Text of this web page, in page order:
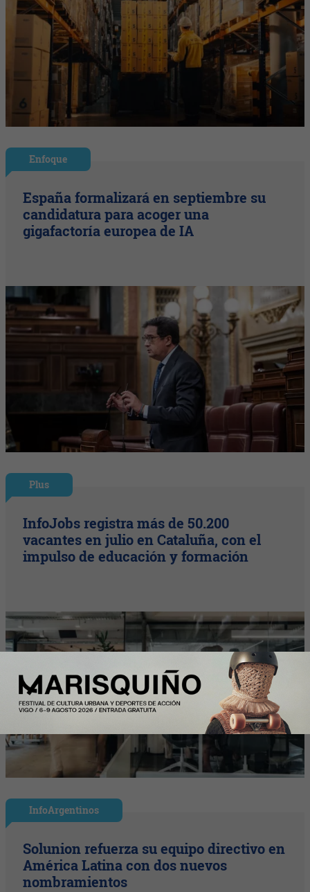
Enfoque
España formalizará en septiembre su
candidatura para acoger una
gigafactoría europea de IA
Plus
InfoJobs registra más de 50.200
vacantes en julio en Cataluña, con el
impulso de educación y formación
InfoArgentinos
Solunion refuerza su equipo directivo en
América Latina con dos nuevos
nombramientos